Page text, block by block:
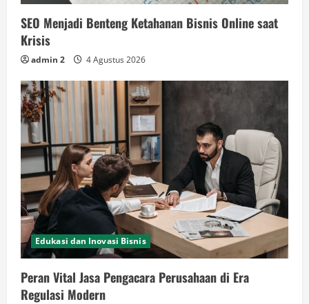
SEO Menjadi Benteng Ketahanan Bisnis Online saat
Krisis
admin 2 4 Agustus 2026
Edukasi dan Inovasi Bisnis
Peran Vital Jasa Pengacara Perusahaan di Era
Regulasi Modern